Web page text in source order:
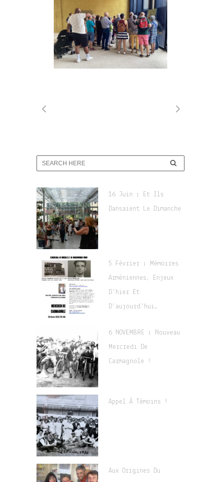
16 Juin : Et Ils
Dansaient Le Dimanche
5 Février : Mémoires
Arméniennes, Enjeux
D’hier Et
D’aujourd’hui.
6 NOVEMBRE : Nouveau
Mercredi De
Carmagnole !
Appel À Témoins !
Aux Origines Du